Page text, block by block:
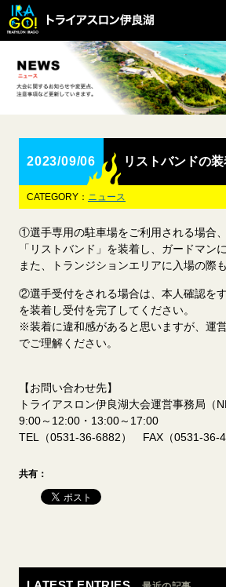
2023/09/06 リストバンドの
CATEGORY： ニュース
①選手専用の駐車場をご利用される場合
「リストバンド」を装着し、ガードマン
また、トランジションエリアに入場の際
②選手受付をされる場合は、本人確認を
を装着し受付を完了してください。
※装着に違和感があると思いますが、運
でご理解ください。
【お問い合わせ先】
トライアスロン伊良湖大会運営事務局（
9:00～12:00・13:00～17:00
TEL（0531-36-6882） FAX（0531-36-
共有：